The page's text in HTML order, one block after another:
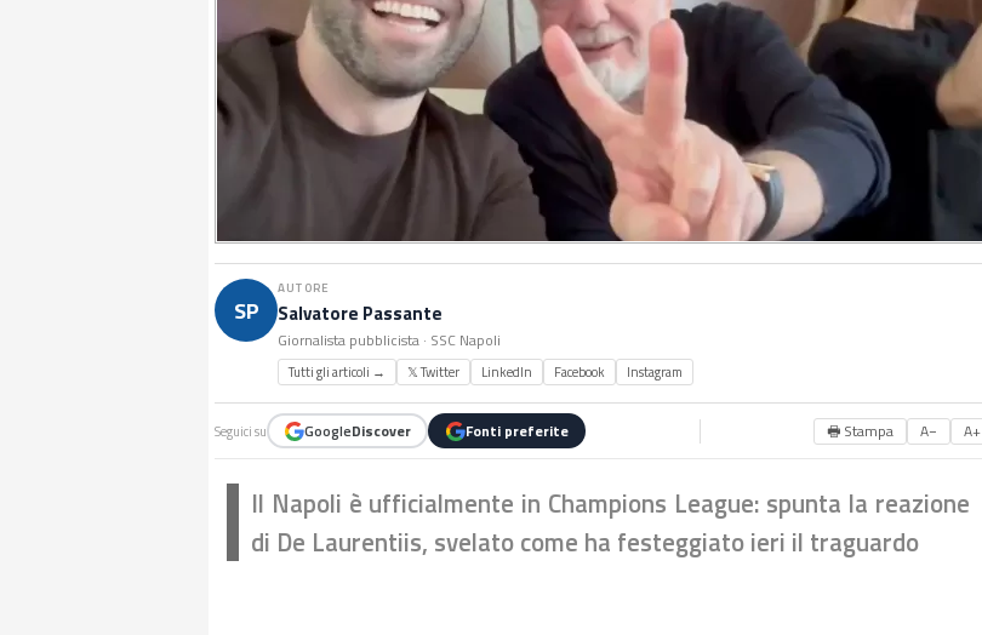
SP
AUTORE
Salvatore Passante
Giornalista pubblicista · SSC Napoli
Tutti gli articoli → 𝕏 Twitter LinkedIn Facebook Instagram
Seguici su GoogleDiscover Fonti preferite 🖶 Stampa A− A+
Il Napoli è ufficialmente in Champions League: spunta la reazione
di De Laurentiis, svelato come ha festeggiato ieri il traguardo